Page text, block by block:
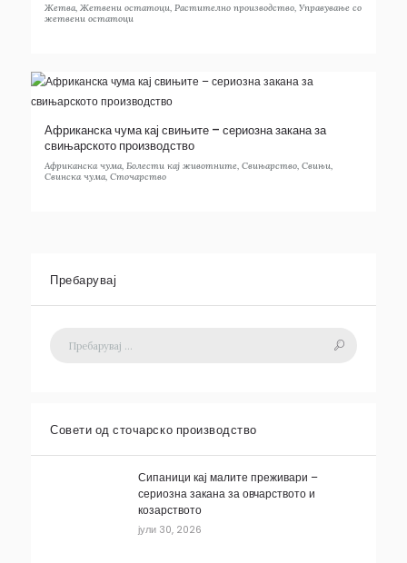
Жетва, Жетвени остатоци, Растително производство, Управување со
жетвени остатоци
Африканска чума кај свињите – сериозна закана за
свињарското производство
Африканска чума, Болести кај животните, Свињарство, Свињи,
Свинска чума, Сточарство
Пребарувај
Совети од сточарско производство
Сипаници кај малите преживари –
сериозна закана за овчарството и
козарството
јули 30, 2026